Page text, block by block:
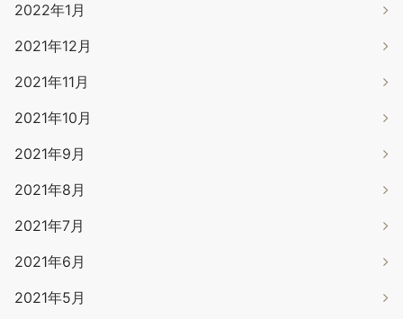
2022年1月
2021年12月
2021年11月
2021年10月
2021年9月
2021年8月
2021年7月
2021年6月
2021年5月